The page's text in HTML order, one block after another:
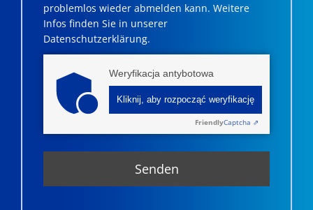
problemlos wieder abmelden kann. Weitere
Infos finden Sie in unserer
Datenschutzerklärung.
Weryfikacja antybotowa
Kliknij, aby rozpocząć weryfikację
FriendlyCaptcha ⇗